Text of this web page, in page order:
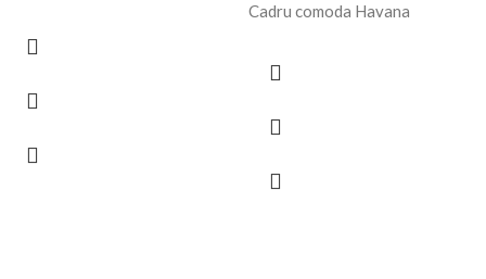
Cadru comoda Havana